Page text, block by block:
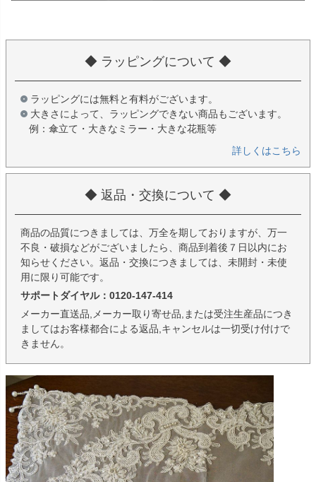
◆ ラッピングについて ◆
ラッピングには無料と有料がございます。
大きさによって、ラッピングできない商品もございます。
例：傘立て・大きなミラー・大きな花瓶等
詳しくはこちら
◆ 返品・交換について ◆
商品の品質につきましては、万全を期しておりますが、万一
不良・破損などがございましたら、商品到着後７日以内にお
知らせください。返品・交換につきましては、未開封・未使
用に限り可能です。
サポートダイヤル：0120-147-414
メーカー直送品,メーカー取り寄せ品,または受注生産品につき
ましてはお客様都合による返品,キャンセルは一切受け付けで
きません。